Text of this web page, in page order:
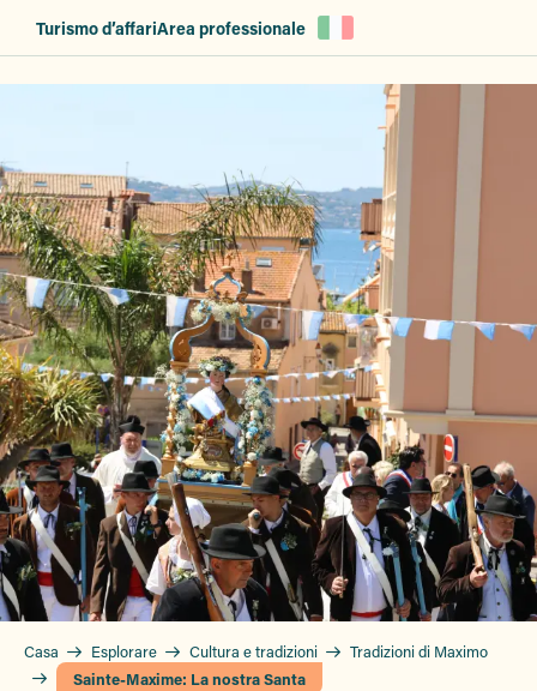
Turismo d’affariArea professionale
Casa Esplorare Cultura e tradizioni
Tradizioni di Maximo
Sainte-Maxime: La nostra Santa